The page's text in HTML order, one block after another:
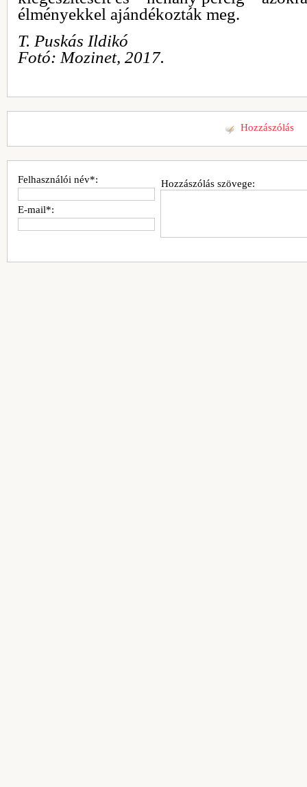
élményekkel ajándékozták meg.
T. Puskás Ildikó
Fotó: Mozinet, 2017.
Hozzászólás
Hozzászólás szövege:
Felhasználói név*:
E-mail*: